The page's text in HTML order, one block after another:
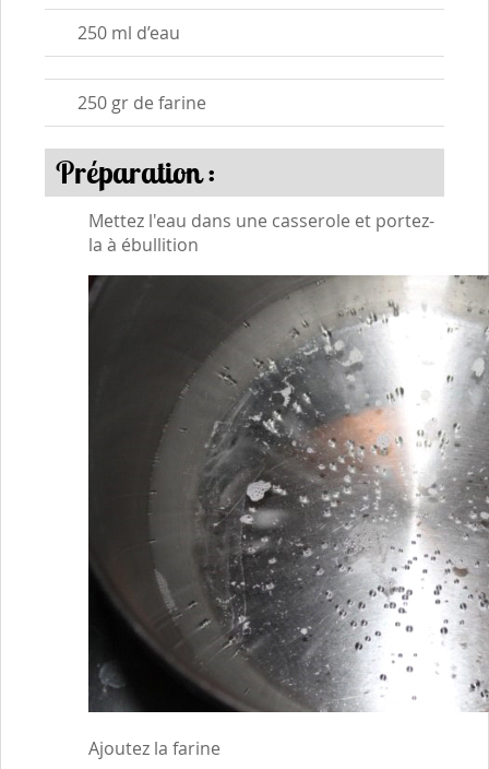
250 ml d’eau
250 gr de farine
Préparation :
Mettez l'eau dans une casserole et portez-
la à ébullition
Ajoutez la farine